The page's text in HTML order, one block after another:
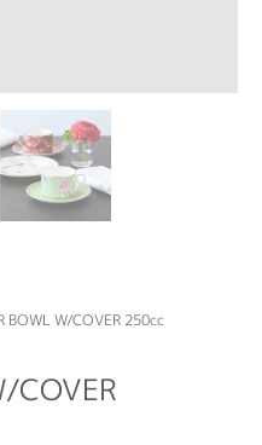
BOWL W/COVER 250cc
COVER